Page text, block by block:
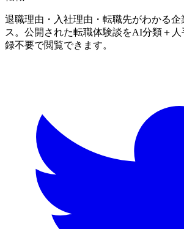
退職理由・入社理由・転職先がわかる企
ス。公開された転職体験談をAI分類＋
録不要で閲覧できます。